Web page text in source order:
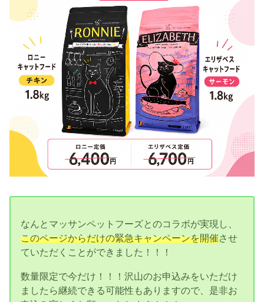
なんとマッサンペットフーズとのコラボが実現し、
このページからだけの緊急キャンペーンを開催させ
ていただくことができました！！！
数量限定で今だけ！！！沢山のお申込みをいただけ
ましたら継続できる可能性もありますので、是非お